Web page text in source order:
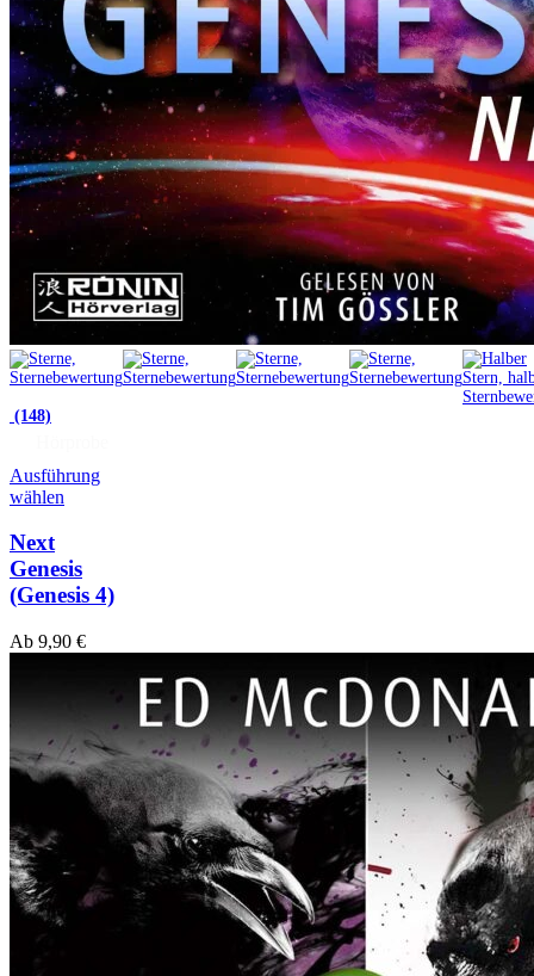
(148)
Ausführung
wählen
Next
Genesis
(Genesis 4)
Ab 9,90 €